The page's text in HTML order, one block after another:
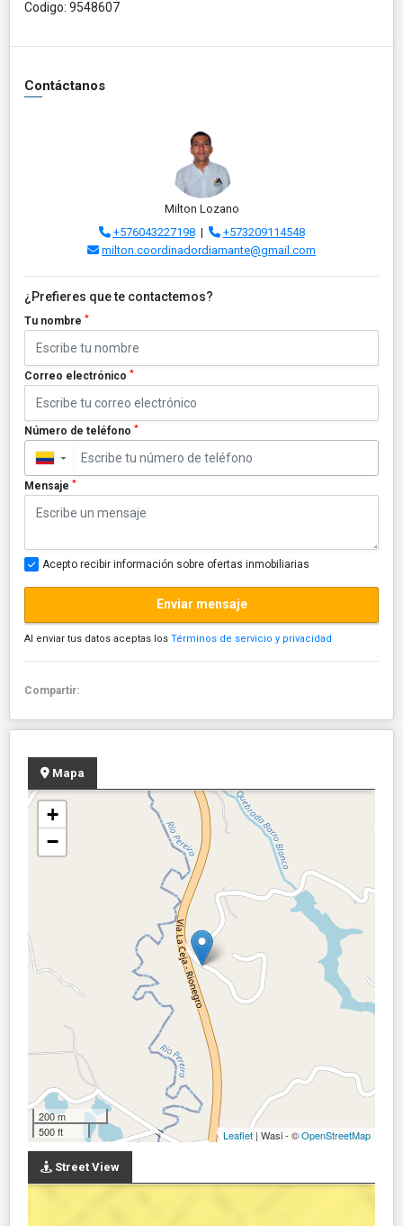
Codigo: 9548607
Contáctanos
Milton Lozano
+576043227198|
+573209114548
milton.coordinadordiamante@gmail.com
¿Prefieres que te contactemos?
Tu nombre *
Correo electrónico *
Número de teléfono *
▼
Mensaje *
Acepto recibir información sobre ofertas inmobiliarias
Enviar mensaje
Al enviar tus datos aceptas los Términos de servicio y privacidad
Compartir:
Mapa
+
−
200 m
500 ft
Leaflet | Wasi - ©OpenStreetMap
Street View